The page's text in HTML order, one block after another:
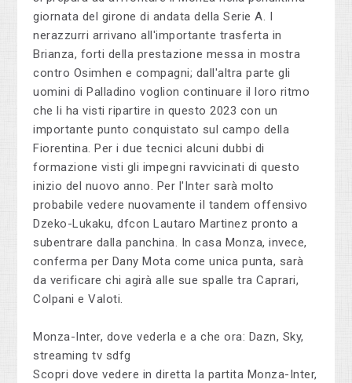
giornata del girone di andata della Serie A. I
nerazzurri arrivano all'importante trasferta in
Brianza, forti della prestazione messa in mostra
contro Osimhen e compagni; dall'altra parte gli
uomini di Palladino voglion continuare il loro ritmo
che li ha visti ripartire in questo 2023 con un
importante punto conquistato sul campo della
Fiorentina. Per i due tecnici alcuni dubbi di
formazione visti gli impegni ravvicinati di questo
inizio del nuovo anno. Per l'Inter sarà molto
probabile vedere nuovamente il tandem offensivo
Dzeko-Lukaku, dfcon Lautaro Martinez pronto a
subentrare dalla panchina. In casa Monza, invece,
conferma per Dany Mota come unica punta, sarà
da verificare chi agirà alle sue spalle tra Caprari,
Colpani e Valoti.
Monza-Inter, dove vederla e a che ora: Dazn, Sky,
streaming tv sdfg
Scopri dove vedere in diretta la partita Monza-Inter,